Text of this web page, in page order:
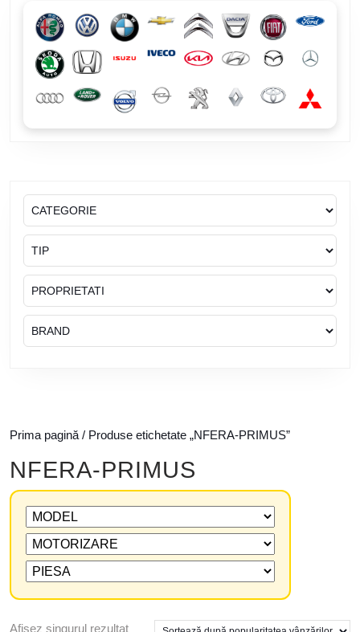
Prima pagină / Produse etichetate „NFERA-PRIMUS”
NFERA-PRIMUS
Afișez singurul rezultat